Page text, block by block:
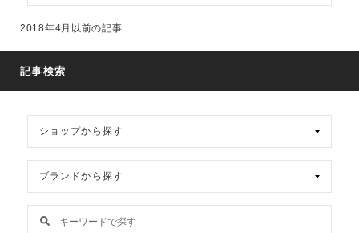
ア
カ
2018年4月以前の記事
記事検索